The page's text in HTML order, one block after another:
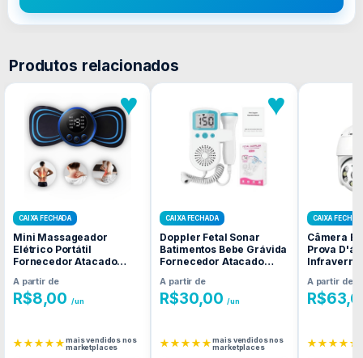
Produtos relacionados
♥
CAIXA FECHADA
Mini Massageador
Elétrico Portátil
Fornecedor Atacado
A partir de
R$8,00 /un
★★★★★mais vendidos nos
marketplaces
♥
CAIXA FECHADA
Doppler Fetal Sonar
Batimentos Bebe Grávida
Fornecedor Atacado
A partir de
R$30,00 /un
★★★★★mais vendidos nos
marketplaces
CAIXA
Câmera
Prova
Caixa
A partir de
R$
★★★★★